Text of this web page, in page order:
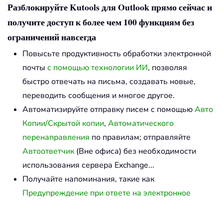
Разблокируйте Kutools для Outlook прямо сейчас и
получите доступ к более чем 100 функциям без
ограничений навсегда
Повысьте продуктивность обработки электронной
почты с помощью технологии ИИ, позволяя
быстро отвечать на письма, создавать новые,
переводить сообщения и многое другое.
Автоматизируйте отправку писем с помощьюАвто
Копии/Скрытой копии, Автоматического
перенаправления по правилам; отправляйте
Автоответчик(Вне офиса) без необходимости
использования сервера Exchange...
Получайте напоминания, такие как
Предупреждение при ответе на электронное